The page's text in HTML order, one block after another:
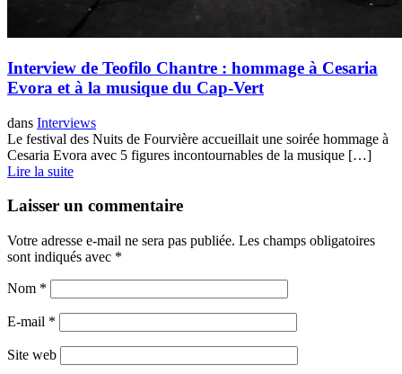
Interview de Teofilo Chantre : hommage à Cesaria
Evora et à la musique du Cap-Vert
dans Interviews
Le festival des Nuits de Fourvière accueillait une soirée hommage à
Cesaria Evora avec 5 figures incontournables de la musique […]
Lire la suite
Laisser un commentaire
Votre adresse e-mail ne sera pas publiée. Les champs obligatoires
sont indiqués avec *
Nom *
E-mail *
Site web